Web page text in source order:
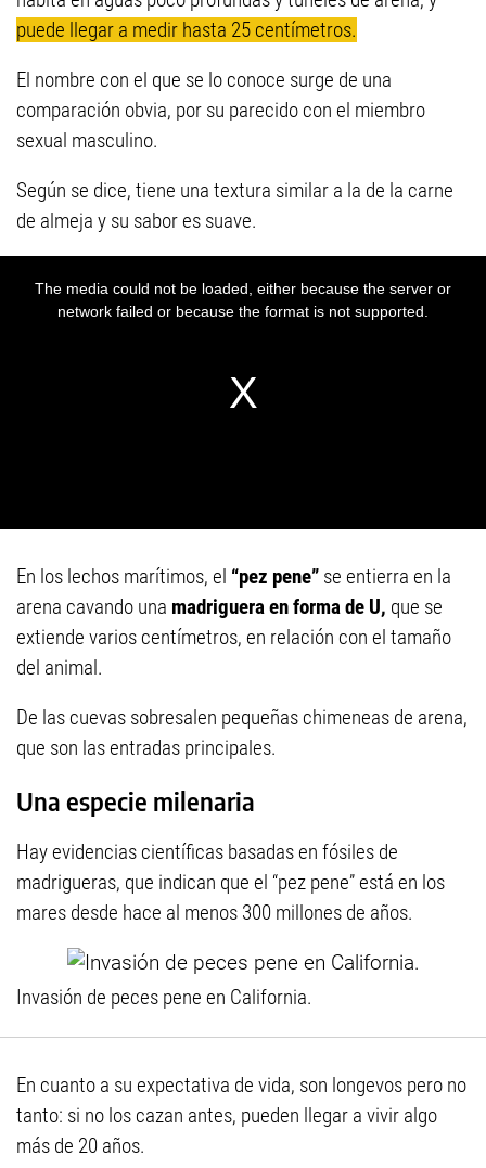
puede llegar a medir hasta 25 centímetros.
El nombre con el que se lo conoce surge de una
comparación obvia, por su parecido con el miembro
sexual masculino.
Según se dice, tiene una textura similar a la de la carne
de almeja y su sabor es suave.
En los lechos marítimos, el “pez pene” se entierra en la
arena cavando una madriguera en forma de U, que se
extiende varios centímetros, en relación con el tamaño
del animal.
De las cuevas sobresalen pequeñas chimeneas de arena,
que son las entradas principales.
Una especie milenaria
Hay evidencias científicas basadas en fósiles de
madrigueras, que indican que el “pez pene” está en los
mares desde hace al menos 300 millones de años.
Invasión de peces pene en California.
En cuanto a su expectativa de vida, son longevos pero no
tanto: si no los cazan antes, pueden llegar a vivir algo
más de 20 años.